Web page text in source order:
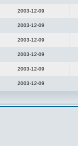
2003-12-09
2003-12-09
2003-12-09
2003-12-09
2003-12-09
2003-12-09